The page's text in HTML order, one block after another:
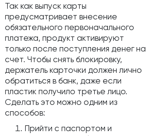
Так как выпуск карты
предусматривает внесение
обязательного первоначального
платежа, продукт активируют
только после поступления денег на
счет. Чтобы снять блокировку,
держатель карточки должен лично
обратиться в банк, даже если
пластик получило третье лицо.
Сделать это можно одним из
способов:
Прийти с паспортом и